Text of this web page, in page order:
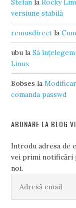
Stefan laRocky
versiune stabilă
remusdirect la
ubu laSă
Linux
Bobses la
comanda passwd
ABONARE LA BLOG
Introdu adresa de
vei primi notificări
noi.
email